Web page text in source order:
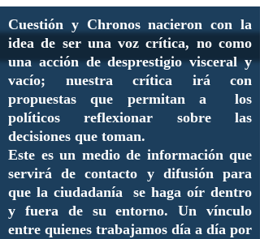
Cuestión y Chronos nacieron con la
idea de ser una voz crítica, no como
una acción de desprestigio visceral y
vacío; nuestra crítica irá con
propuestas que permitan a los
políticos reflexionar sobre las
decisiones que toman.
Este es un medio de información que
servirá de contacto y difusión para
que la ciudadanía se haga oír dentro
y fuera de su entorno. Un vínculo
entre quienes trabajamos día a día por